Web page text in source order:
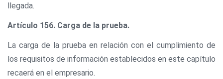
llegada.
Artículo 156. Carga de la prueba.
La carga de la prueba en relación con el cumplimiento de
los requisitos de información establecidos en este capítulo
recaerá en el empresario.